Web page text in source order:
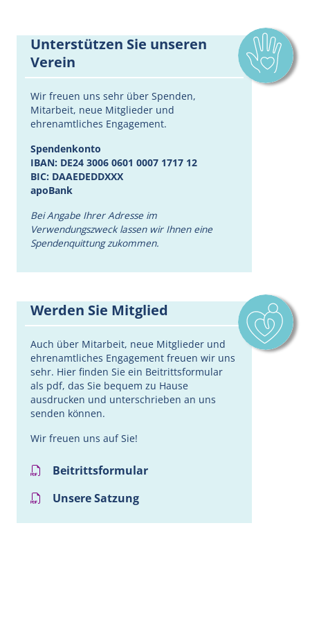
Unterstützen Sie unseren
Verein
Wir freuen uns sehr über Spenden,
Mitarbeit, neue Mitglieder und
ehrenamtliches Engagement.
Spendenkonto
IBAN: DE24 3006 0601 0007 1717 12
BIC: DAAEDEDDXXX
apoBank
Bei Angabe Ihrer Adresse im
Verwendungszweck lassen wir Ihnen eine
Spendenquittung zukommen.
Werden Sie Mitglied
Auch über Mitarbeit, neue Mitglieder und
ehrenamtliches Engagement freuen wir uns
sehr. Hier finden Sie ein Beitrittsformular
als pdf, das Sie bequem zu Hause
ausdrucken und unterschrieben an uns
senden können.
Wir freuen uns auf Sie!
Beitrittsformular
Unsere Satzung